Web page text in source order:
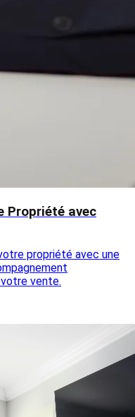
Propriété avec
propriété avec une
vente.